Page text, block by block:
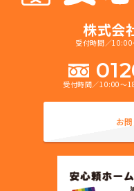
株式会
受付時間／
受付時間／10:00～
お